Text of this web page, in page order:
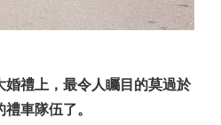
婚禮上，最令人矚目的莫過於
車隊伍了。